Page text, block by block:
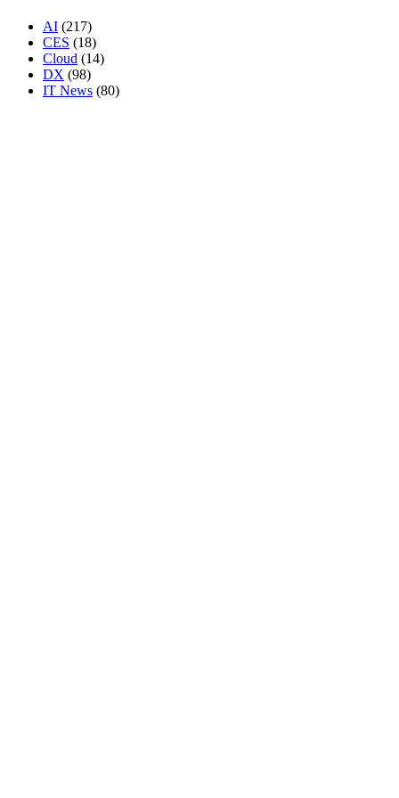
AI (217)
CES (18)
Cloud (14)
DX (98)
IT News (80)